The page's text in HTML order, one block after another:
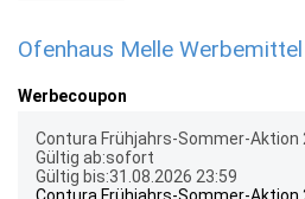
Ofenhaus Melle
Werbecoupon
Contura Frühjahrs-Sommer-Aktion
Gültig ab:sofort
Gültig bis:31.08.2026 23:59